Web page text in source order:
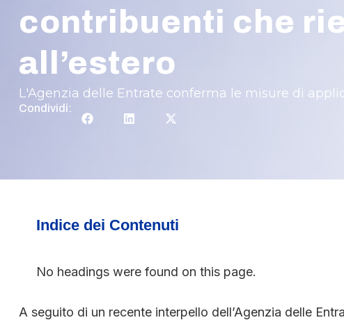
contribuenti che
all’estero
L'Agenzia delle Entrate conferma le misure di
Condividi:
Indice dei Contenuti
No headings were found on this page.
A seguito di un recente interpello dell’Agenzia delle